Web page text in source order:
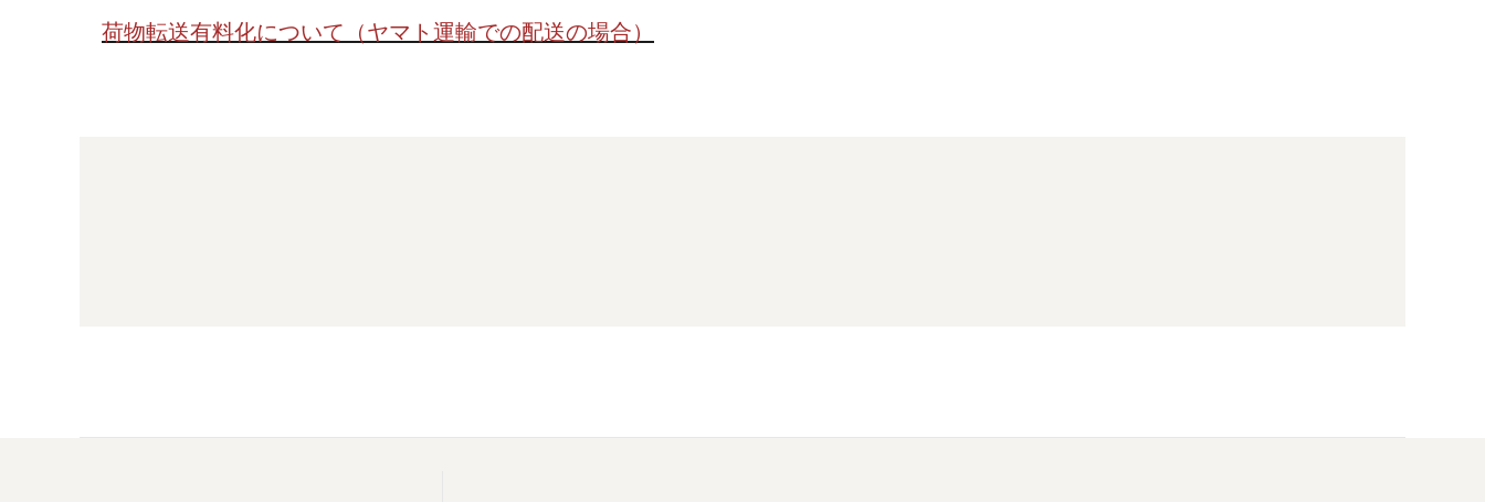
荷物転送有料化について（ヤマト運輸での配送の場合）